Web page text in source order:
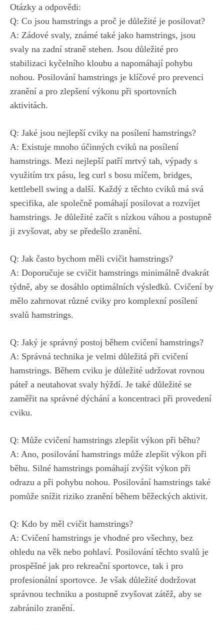
Otázky a odpovědi:
Q: Co jsou‌ hamstrings a proč je důležité je posilovat?
A: Zádové svaly, známé také jako hamstrings, jsou
svaly na zadní straně stehen. Jsou důležité pro
stabilizaci kyčelního kloubu a napomáhají pohybu
nohou.‌ Posilování hamstrings je klíčové pro prevenci
zranění a pro zlepšení výkonu při sportovních
aktivitách.
Q: Jaké jsou nejlepší cviky ⁣na posílení hamstrings?
A: Existuje ⁣mnoho účinných cviků na posílení
hamstrings. Mezi nejlepší patří mrtvý tah, výpady s
využitím trx pásu, leg curl ​s bosu ⁤míčem, ​bridges,
kettlebell swing a další.⁣ Každý z těchto cviků má svá ​
specifika, ale společně pomáhají posilovat a rozvíjet
hamstrings. Je důležité začít s nízkou váhou a ⁤postupně
ji zvyšovat, aby se ⁣předešlo zranění.
Q: Jak často bychom měli cvičit hamstrings?
A: Doporučuje se cvičit hamstrings minimálně dvakrát
týdně, aby se‍ dosáhlo optimálních výsledků. Cvičení by
mělo zahrnovat různé cviky pro komplexní posílení
⁤svalů hamstrings.
Q: Jaký je správný postoj během cvičení hamstrings?
A: Správná technika je velmi důležitá při cvičení
hamstrings.⁤ Během cviku je důležité⁣ udržovat rovnou
páteř a neutahovat ‌svaly hýždí. Je také důležité se
zaměřit na správné dýchání a koncentraci při provedení
cviku.
Q: Může cvičení hamstrings zlepšit výkon⁣ při běhu?
A: Ano, posilování hamstrings může zlepšit výkon při
běhu. Silné hamstrings pomáhají zvýšit výkon při
odrazu a při pohybu‍ nohou. Posilování hamstrings také
pomůže snížit riziko⁤ zranění během běžeckých aktivit.
Q: Kdo by ⁤měl cvičit ‌hamstrings?
A: Cvičení hamstrings ⁣je vhodné pro všechny, bez
ohledu na věk nebo pohlaví. Posilování těchto svalů je
prospěšné jak pro rekreační sportovce, tak i pro
profesionální sportovce. Je však důležité dodržovat
správnou techniku a postupně zvyšovat‍ zátěž, aby se
zabránilo zranění.